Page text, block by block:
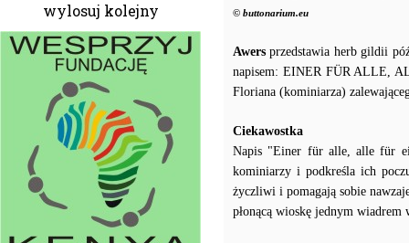
wylosuj kolejny © buttonarium.eu
Awers przedstawia herb gildii
napisem: EINER FÜR ALLE,
Floriana (kominiarza)
Ciekawostka
Napis "Einer für alle, alle für
kominiarzy i podkreśla ich
życzliwi i pomagają sobie
płonącą wioskę jednym wiadrem